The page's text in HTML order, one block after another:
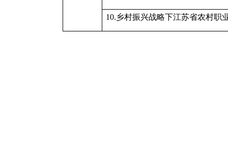
10.乡村振兴战略下江苏省农村职